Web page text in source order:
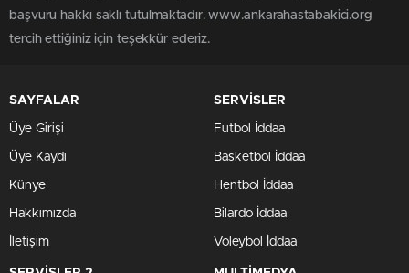
başvuru hakkı saklı tutulmaktadır. www.ankarahastabakici.org
tercih ettiğiniz için teşekkür ederiz.
SAYFALAR
Üye Girişi
Üye Kaydı
Künye
Hakkımızda
İletişim
SERVİSLER
Futbol İddaa
Basketbol İddaa
Hentbol İddaa
Bilardo İddaa
Voleybol İddaa